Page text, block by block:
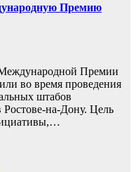
Премию
Международной Премии
во время проведения
штабов
на-Дону. Цель